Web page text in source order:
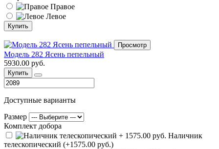
Правое
Левое
Купить
Просмотр
Модель 282 Ясень пепельный
5930.00 руб.
Купить
Доступные варианты
Размер
Комплект добора
Наличник
телескопический (+1575.00 руб.)